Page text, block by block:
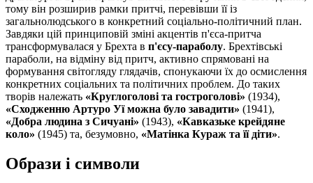
тому він розширив рамки притчі, перевівши її із
загальнолюдського в конкретний соціально-політичний план.
Завдяки цій принциповій зміні акцентів п'єса-притча
трансформувалася у Брехта в п'єсу-параболу. Брехтівські
параболи, на відміну від притч, активно спрямовані на
формування світогляду глядачів, спонукаючи їх до осмислення
конкретних соціальних та політичних проблем. До таких
творів належать «Круглоголові та гостроголові» (1934),
«Сходженню Артуро Уї можна було завадити» (1941),
«Добра людина з Сичуані» (1943), «Кавказьке крейдяне
коло» (1945) та, безумовно, «Матінка Кураж та її діти».
Образи і символи